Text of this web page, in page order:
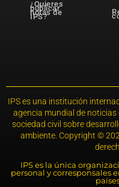
¿Quieres
publicar
notas de
IPS?
IPS es una institución
agencia mundial de noticias
sociedad civil sobre
ambiente. Copyright ©
IPS es la única
personal y corresponsales